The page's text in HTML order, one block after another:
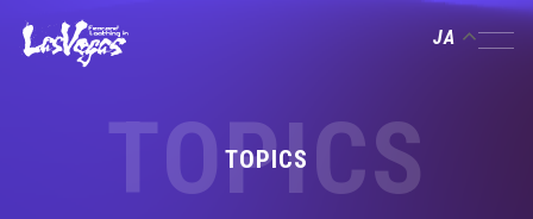
JA
TOPICS
TOPICS